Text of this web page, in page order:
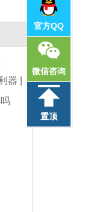
官方QQ
微信咨询
置顶
器 |